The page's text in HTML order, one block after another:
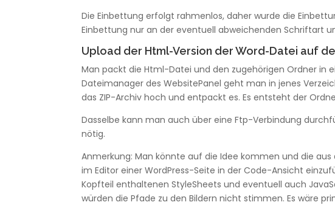
Die Einbettung erfolgt rahmenlos, daher wurde die
Einbettung nur an der eventuell abweichenden Schriftart
Upload der Html-Version der Word-Datei auf
Man packt die Html-Datei und den zugehörigen Ordner in
Dateimanager des WebsitePanel geht man in jenes
das ZIP-Archiv hoch und entpackt es. Es entsteht der
Dasselbe kann man auch über eine Ftp-Verbindung
nötig.
Anmerkung: Man könnte auf die Idee kommen und die
im Editor einer WordPress-Seite in der Code-Ansicht
Kopfteil enthaltenen StyleSheets und eventuell auch
würden die Pfade zu den Bildern nicht stimmen. Es wäre